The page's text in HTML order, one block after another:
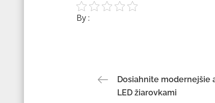
By :
Navigace
Dosiahnite modernejšie
LED žiarovkami